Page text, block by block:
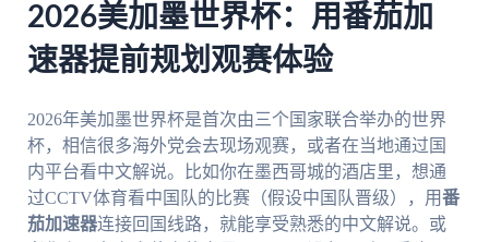
2026美加墨世界杯：用番茄加
速器提前规划观赛体验
2026年美加墨世界杯是首次由三个国家联合举办的世界
杯，相信很多海外党会去现场观赛，或者在当地通过国
内平台看中文解说。比如你在墨西哥城的酒店里，想通
过CCTV体育看中国队的比赛（假设中国队晋级），用番
茄加速器连接回国线路，就能享受熟悉的中文解说。或